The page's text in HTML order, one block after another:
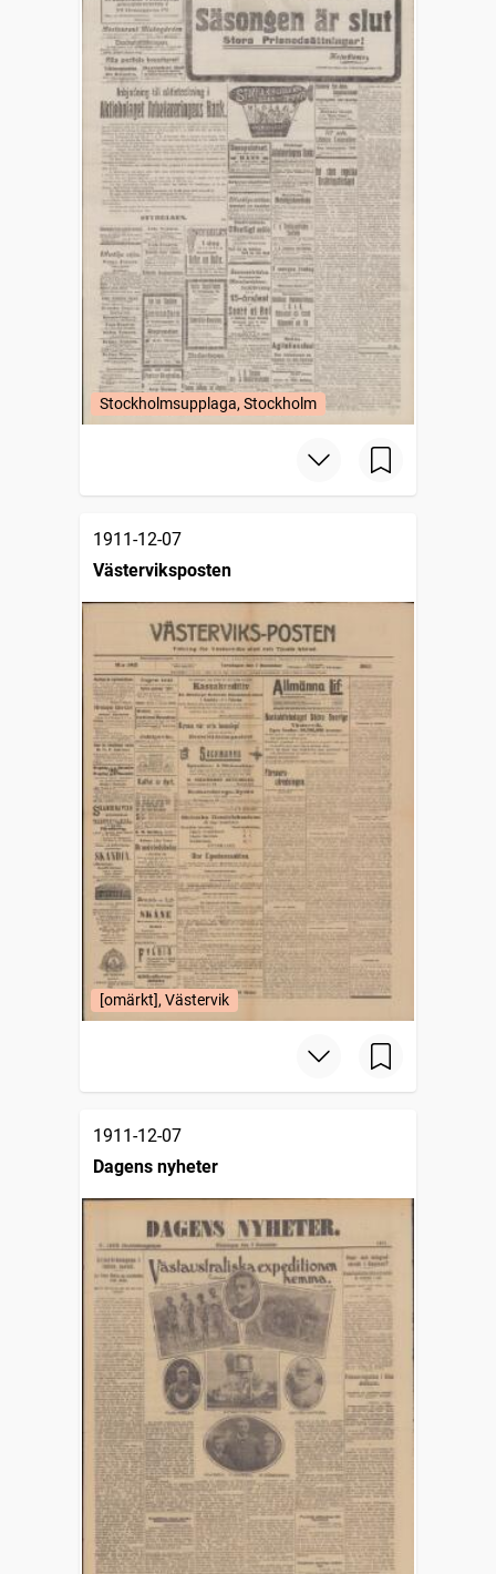
Stockholmsupplaga, Stockholm
1911-12-07
Västerviksposten
[omärkt], Västervik
1911-12-07
Dagens nyheter